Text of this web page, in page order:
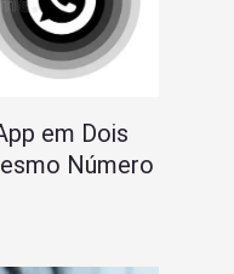
em Dois
Número